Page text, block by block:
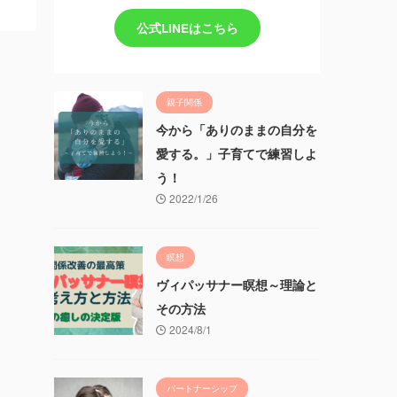
公式LINEはこちら
親子関係
今から「ありのままの自分を
愛する。」子育てで練習しよ
う！
2022/1/26
瞑想
ヴィパッサナー瞑想～理論と
その方法
2024/8/1
パートナーシップ